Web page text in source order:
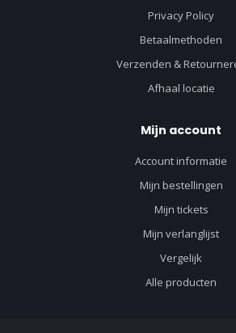
Privacy Policy
Betaalmethoden
Verzenden &
Afhaal locatie
Mijn account
Account informatie
Mijn bestellingen
Mijn tickets
Mijn verlanglijst
Vergelijk
Alle producten